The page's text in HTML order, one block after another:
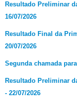
Resultado Preliminar
16/07/2026
Resultado Final da
20/07/2026
Segunda chamada
Resultado Preliminar
- 22/07/2026